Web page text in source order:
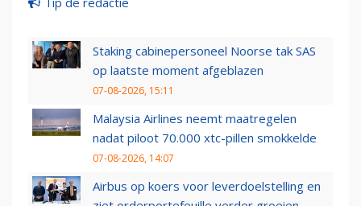
Staking cabinepersoneel Noorse tak SAS
op laatste moment afgeblazen
07-08-2026, 15:11
Malaysia Airlines neemt maatregelen
nadat piloot 70.000 xtc-pillen smokkelde
07-08-2026, 14:07
Airbus op koers voor leverdoelstelling en